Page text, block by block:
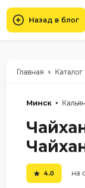
Назад в блог
Главная - Каталог
Минск
4.0 на